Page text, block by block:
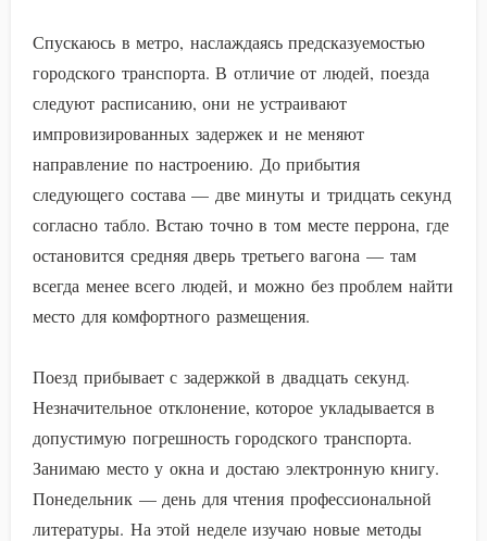
Спускаюсь в метро, наслаждаясь предсказуемостью
городского транспорта. В отличие от людей, поезда
следуют расписанию, они не устраивают
импровизированных задержек и не меняют
направление по настроению. До прибытия
следующего состава — две минуты и тридцать секунд
согласно табло. Встаю точно в том месте перрона, где
остановится средняя дверь третьего вагона — там
всегда менее всего людей, и можно без проблем найти
место для комфортного размещения.
Поезд прибывает с задержкой в двадцать секунд.
Незначительное отклонение, которое укладывается в
допустимую погрешность городского транспорта.
Занимаю место у окна и достаю электронную книгу.
Понедельник — день для чтения профессиональной
литературы. На этой неделе изучаю новые методы